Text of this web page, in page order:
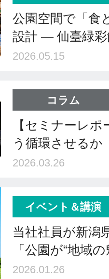
公園空間で「食
設計 ― 仙臺緑
2026.05.15
コラム
【セミナーレ
う循環させる
2026.03.26
イベント＆講演
当社社員が新潟
「公園が“地域
2026.01.26